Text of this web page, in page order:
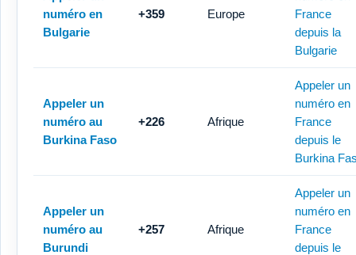
numéro en
Bulgarie
+359 Europe
France
depuis la
Bulgarie
Appeler un
numéro au
Burkina Faso
+226 Afrique
Appeler un
numéro en
France
depuis le
Burkina
Appeler un
numéro au
Burundi
+257 Afrique
Appeler un
numéro en
France
depuis le